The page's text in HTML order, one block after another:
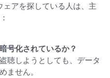
アを探している人は、主
号化されているか？
聴しようとしても、データ
ません。